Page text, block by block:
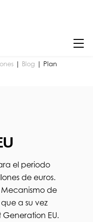
Blog
Plan
el periodo
de euros.
Mecanismo de
a su vez
EU.